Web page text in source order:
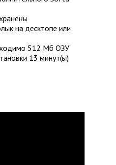
на десктопе или
512 Мб ОЗУ
13 минут(ы)